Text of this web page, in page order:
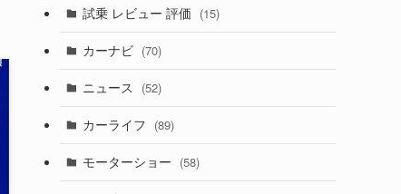
(253)
(222)
(50)
(43)
(6)
(9)
(58)
(28)
(27)
(26)
(5)
(1)
(7)
(5)
(8)
試乗 レビュー 評価 (15)
カーナビ (70)
ニュース (52)
カーライフ (89)
モーターショー (58)